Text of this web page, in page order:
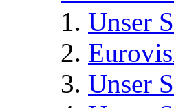
Unser
Unser